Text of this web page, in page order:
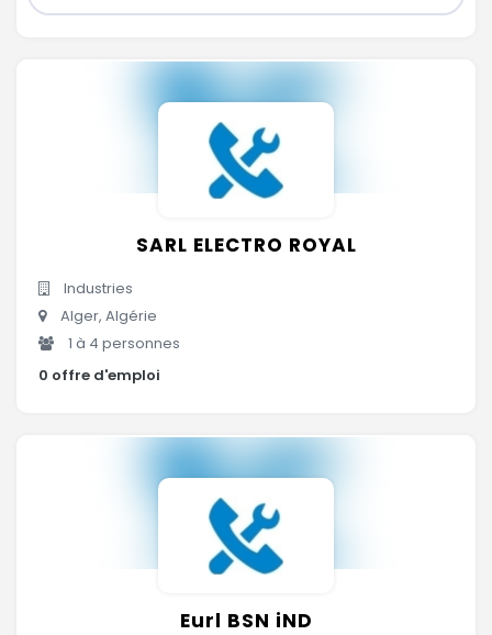
SARL ELECTRO ROYAL
Industries
Alger, Algérie
1 à 4 personnes
0 offre d'emploi
Eurl BSN iND